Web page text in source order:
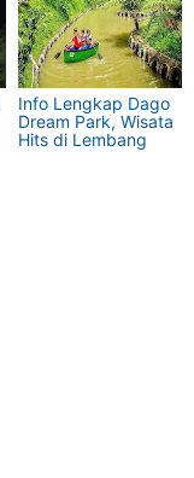
Info Lengkap Dago
Dream Park, Wisata
Hits di Lembang